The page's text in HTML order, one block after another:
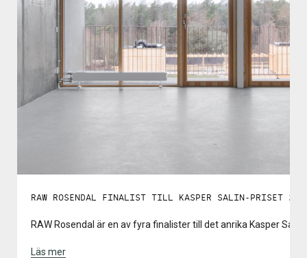
RAW ROSENDAL FINALIST TILL KASPER SALIN-PRISET
RAW Rosendal är en av fyra finalister till det anrika Kasper
Läs mer